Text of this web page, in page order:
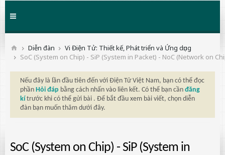
Diễn đàn
Vi Điện Tử: Thiết kế, Phát triển và Ứng dụng
SoC (System on Chip) - SiP (System in Packet) - NoC (Network on
Nếu đây là lần đầu tiên đến với Điện Tử Việt Nam, bạn có thể đọc
phần Hỏi đáp bằng cách nhấn vào liên kết. Có thể bạn cần đăng
kí trước khi có thể gửi bài . Để bắt đầu xem bài viết, chọn diễn
đàn bạn muốn thăm dưới đây.
SoC (System on Chip) - SiP (System in